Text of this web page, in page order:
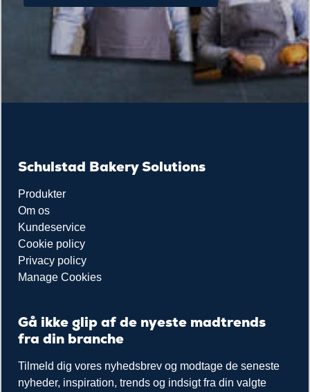
Schulstad Bakery Solutions
Produkter
Om os
Kundeservice
Cookie policy
Privacy policy
Manage Cookies
Gå ikke glip af de nyeste madtrends
fra din branche
Tilmeld dig vores nyhedsbrev og modtage de seneste
nyheder, inspiration, trends og indsigt fra din valgte